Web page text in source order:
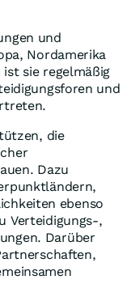
und
Nordamerika
sie regelmäßig
und
die
Dazu
ebenso
Verteidigungs-,
Darüber